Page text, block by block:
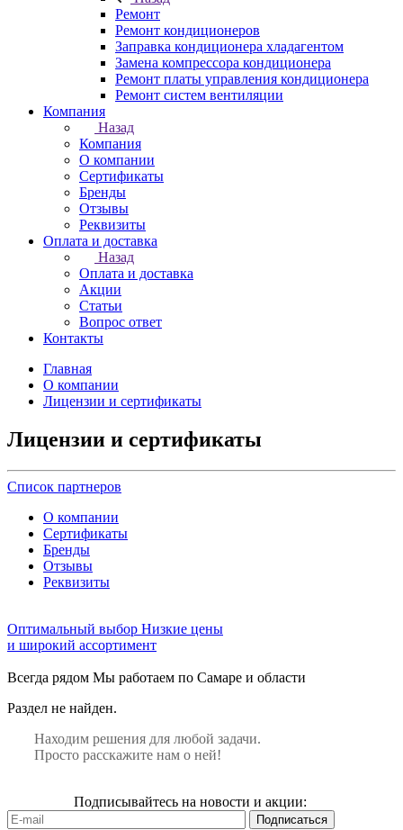
Ремонт
Ремонт кондиционеров
Заправка кондиционера хладагентом
Замена компрессора кондиционера
Ремонт платы управления кондиционера
Ремонт систем вентиляции
Компания
Назад
Компания
О компании
Сертификаты
Бренды
Отзывы
Реквизиты
Оплата и доставка
Назад
Оплата и доставка
Акции
Статьи
Вопрос ответ
Контакты
Главная
О компании
Лицензии и сертификаты
Лицензии и сертификаты
Список партнеров
О компании
Сертификаты
Бренды
Отзывы
Реквизиты
Оптимальный выбор Низкие цены
и широкий ассортимент
Всегда рядом Мы работаем по Самаре и области
Раздел не найден.
Находим решения для любой задачи.
Просто расскажите нам о ней!
Подписывайтесь на новости и акции: